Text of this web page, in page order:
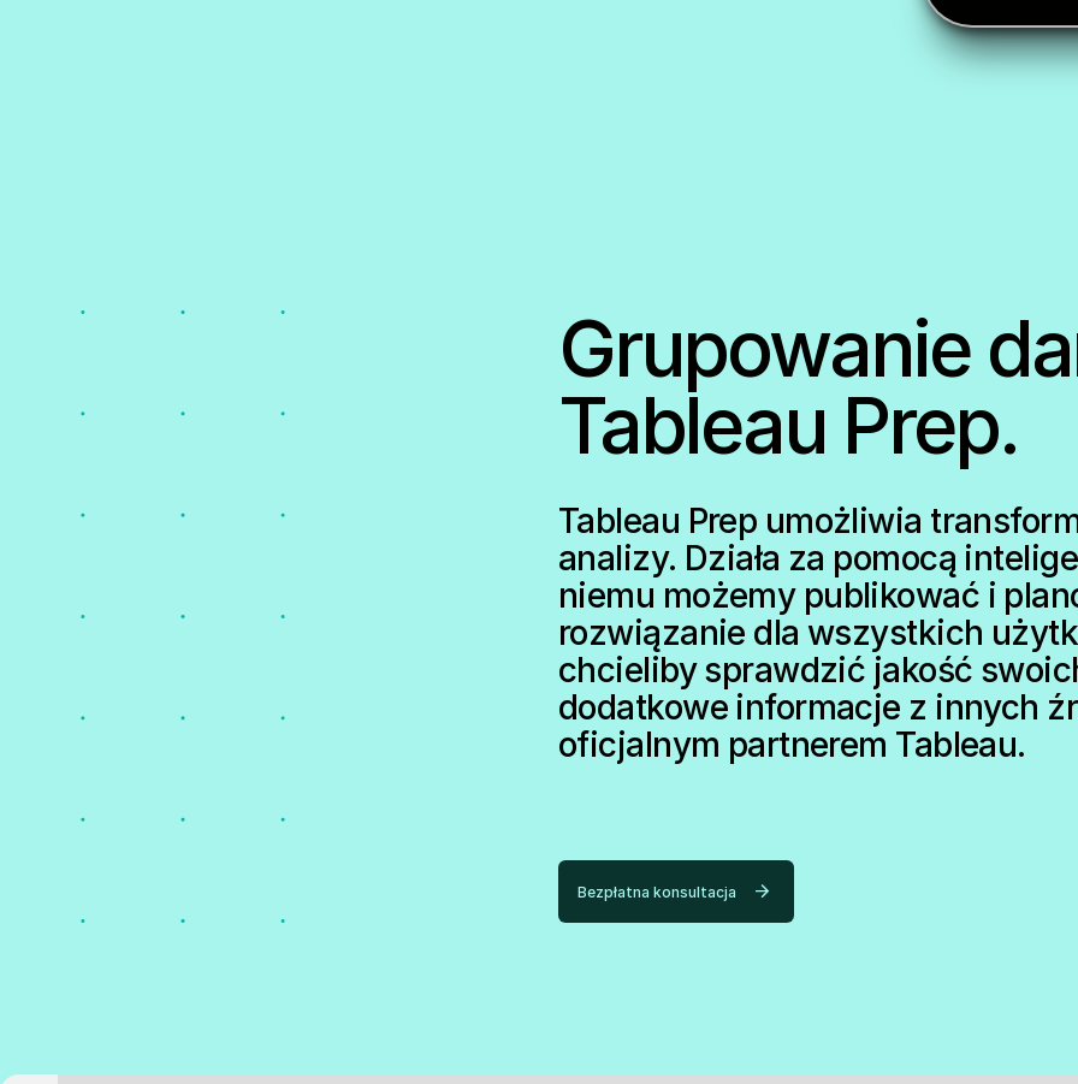
Grupowanie
Tableau Prep.
Tableau Prep umożliwia
analizy. Działa za pomocą
niemu możemy publikować i
rozwiązanie dla wszystkich
chcieliby sprawdzić jakość
dodatkowe informacje z innych
oficjalnym partnerem Tableau.
Bezpłatna konsultacja